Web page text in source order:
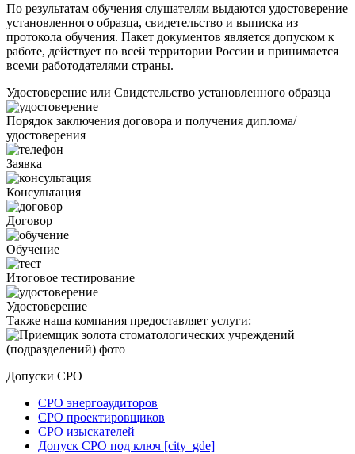
По результатам обучения слушателям выдаются удостоверение
установленного образца, свидетельство и выписка из
протокола обучения. Пакет документов является допуском к
работе, действует по всей территории России и принимается
всеми работодателями страны.
Удостоверение или Свидетельство установленного образца
Порядок заключения договора и получения диплома/
удостоверения
Заявка
Консультация
Договор
Обучение
Итоговое тестирование
Удостоверение
Также наша компания предоставляет услуги:
Допуски СРО
СРО энергоаудиторов
СРО проектировщиков
СРО изыскателей
Допуск СРО под ключ [city_gde]